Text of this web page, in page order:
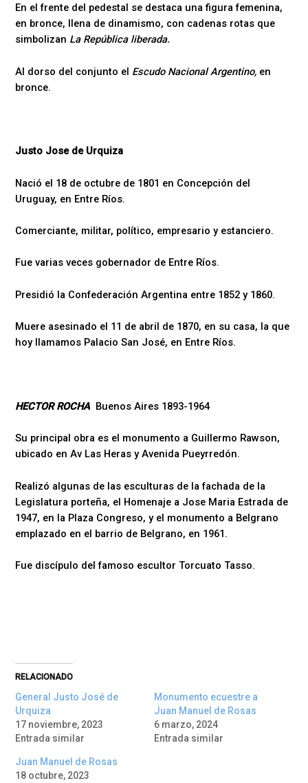
En el frente del pedestal se destaca una figura femenina,
en bronce, llena de dinamismo, con cadenas rotas que
simbolizan La República liberada.
Al dorso del conjunto el Escudo Nacional Argentino, en
bronce.
Justo Jose de Urquiza
Nació el 18 de octubre de 1801 en Concepción del
Uruguay, en Entre Ríos.
Comerciante, militar, político, empresario y estanciero.
Fue varias veces gobernador de Entre Ríos.
Presidió la Confederación Argentina entre 1852 y 1860.
Muere asesinado el 11 de abril de 1870, en su casa, la que
hoy llamamos Palacio San José, en Entre Ríos.
HECTOR ROCHA Buenos Aires 1893-1964
Su principal obra es el monumento a Guillermo Rawson,
ubicado en Av Las Heras y Avenida Pueyrredón.
Realizó algunas de las esculturas de la fachada de la
Legislatura porteña, el Homenaje a Jose Maria Estrada de
1947, en la Plaza Congreso, y el monumento a Belgrano
emplazado en el barrio de Belgrano, en 1961.
Fue discípulo del famoso escultor Torcuato Tasso.
RELACIONADO
General Justo José de
Urquiza
17 noviembre, 2023
Entrada similar
Monumento ecuestre a
Juan Manuel de Rosas
6 marzo, 2024
Entrada similar
Juan Manuel de Rosas
18 octubre, 2023